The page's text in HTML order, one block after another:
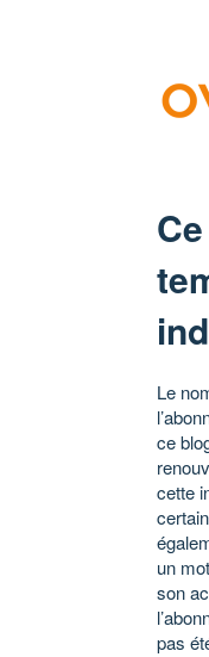
Le
ce
cette
un
son
pas